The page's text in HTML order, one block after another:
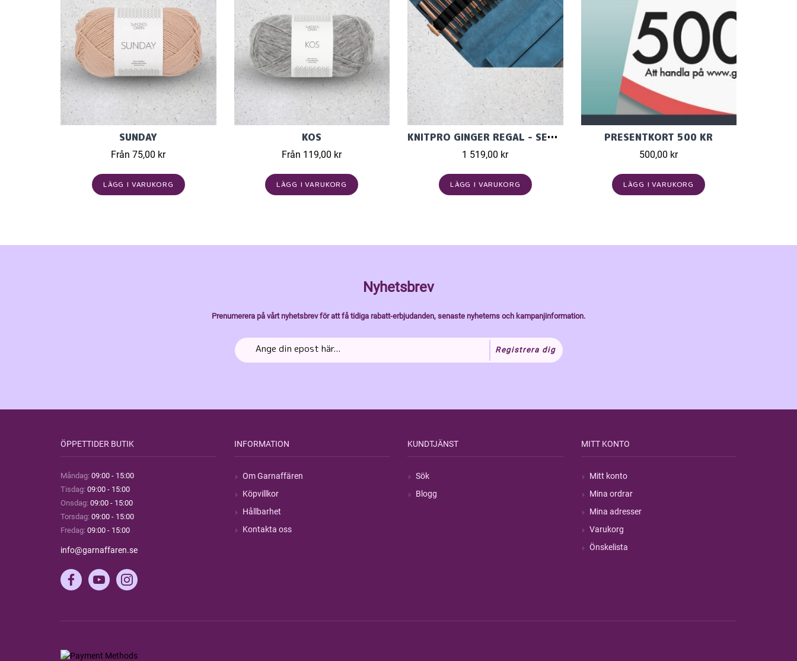
SUNDAY
Från 75,00 kr
LÄGG I VARUKORG
KOS
Från 119,00 kr
LÄGG I VARUKORG
KNITPRO GINGER REGAL - SET MED ÄNDSTICKOR (11 PAR, 13 CM)
1 519,00 kr
LÄGG I VARUKORG
PRESENTKORT 500 KR
500,00 kr
LÄGG I VARUKORG
Nyhetsbrev
Prenumerera på vårt nyhetsbrev för att få tidiga rabatt-erbjudanden, senaste nyheterns och kampanjinformation.
Registrera dig
ÖPPETTIDER BUTIK
Måndag: 09:00 - 15:00
Tisdag: 09:00 - 15:00
Onsdag: 09:00 - 15:00
Torsdag: 09:00 - 15:00
Fredag: 09:00 - 15:00
info@garnaffaren.se
INFORMATION
Om Garnaffären
Köpvillkor
Hållbarhet
Kontakta oss
KUNDTJÄNST
Sök
Blogg
MITT KONTO
Mitt konto
Mina ordrar
Mina adresser
Varukorg
Önskelista